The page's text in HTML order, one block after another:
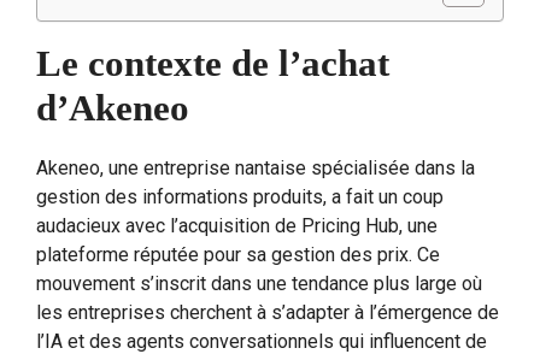
Le contexte de l’achat
d’Akeneo
Akeneo, une entreprise nantaise spécialisée dans la
gestion des informations produits, a fait un coup
audacieux avec l’acquisition de Pricing Hub, une
plateforme réputée pour sa gestion des prix. Ce
mouvement s’inscrit dans une tendance plus large où
les entreprises cherchent à s’adapter à l’émergence de
l’IA et des agents conversationnels qui influencent de